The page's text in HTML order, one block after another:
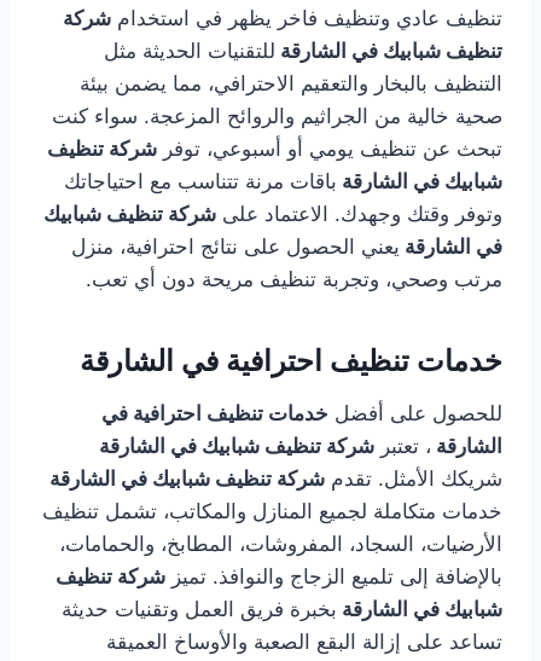
تنظيف عادي وتنظيف فاخر يظهر في استخدام شركة
تنظيف شبابيك في الشارقة للتقنيات الحديثة مثل
التنظيف بالبخار والتعقيم الاحترافي، مما يضمن بيئة
صحية خالية من الجراثيم والروائح المزعجة. سواء كنت
تبحث عن تنظيف يومي أو أسبوعي، توفر شركة تنظيف
شبابيك في الشارقة باقات مرنة تتناسب مع احتياجاتك
وتوفر وقتك وجهدك. الاعتماد على شركة تنظيف شبابيك
في الشارقة يعني الحصول على نتائج احترافية، منزل
مرتب وصحي، وتجربة تنظيف مريحة دون أي تعب.
خدمات تنظيف احترافية في الشارقة
للحصول على أفضل خدمات تنظيف احترافية في
الشارقة ، تعتبر شركة تنظيف شبابيك في الشارقة
شريكك الأمثل. تقدم شركة تنظيف شبابيك في الشارقة
خدمات متكاملة لجميع المنازل والمكاتب، تشمل تنظيف
الأرضيات، السجاد، المفروشات، المطابخ، والحمامات،
بالإضافة إلى تلميع الزجاج والنوافذ. تميز شركة تنظيف
شبابيك في الشارقة بخبرة فريق العمل وتقنيات حديثة
تساعد على إزالة البقع الصعبة والأوساخ العميقة